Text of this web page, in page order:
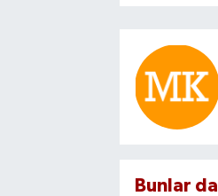
Bunlar